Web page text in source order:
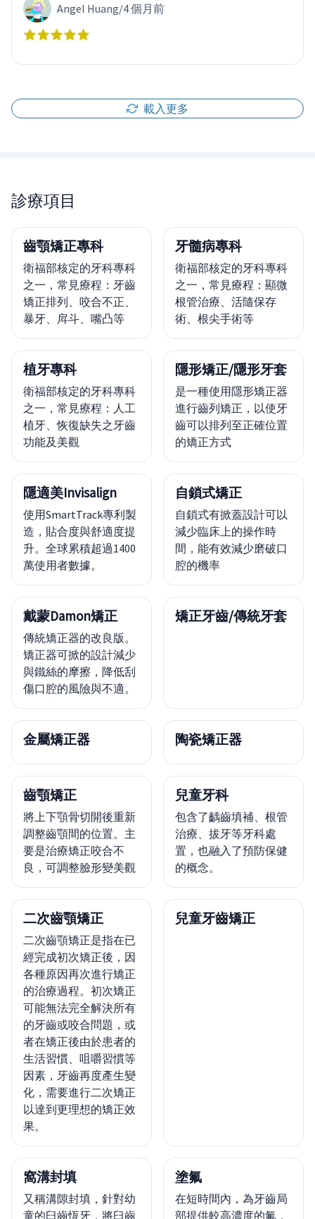
Angel Huang/4 個月前
載入更多
診療項目
齒顎矯正專科
衛福部核定的牙科專科
之一，常見療程：牙齒
矯正排列、咬合不正、
暴牙、戽斗、嘴凸等
牙髓病專科
衛福部核定的牙科專科
之一，常見療程：顯微
根管治療、活隨保存
術、根尖手術等
植牙專科
衛福部核定的牙科專科
之一，常見療程：人工
植牙、恢復缺失之牙齒
功能及美觀
隱形矯正/隱形牙套
是一種使用隱形矯正器
進行齒列矯正，以使牙
齒可以排列至正確位置
的矯正方式
隱適美Invisalign
使用SmartTrack專利製
造，貼合度與舒適度提
升。全球累積超過1400
萬使用者數據。
自鎖式矯正
自鎖式有掀蓋設計可以
減少臨床上的操作時
間，能有效減少磨破口
腔的機率
戴蒙Damon矯正
傳統矯正器的改良版。
矯正器可掀的設計減少
與鐵絲的摩擦，降低刮
傷口腔的風險與不適。
矯正牙齒/傳統牙套
金屬矯正器 陶瓷矯正器
齒顎矯正
將上下顎骨切開後重新
調整齒顎間的位置。主
要是治療矯正咬合不
良，可調整臉形變美觀
兒童牙科
包含了齲齒填補、根管
治療、拔牙等牙科處
置，也融入了預防保健
的概念。
二次齒顎矯正
二次齒顎矯正是指在已
經完成初次矯正後，因
各種原因再次進行矯正
的治療過程。初次矯正
可能無法完全解決所有
的牙齒或咬合問題，或
者在矯正後由於患者的
生活習慣、咀嚼習慣等
因素，牙齒再度產生變
化，需要進行二次矯正
以達到更理想的矯正效
果。
兒童牙齒矯正
窩溝封填
又稱溝隙封填，針對幼
童的臼齒恆牙，將臼齒
塗氟
在短時間內，為牙齒局
部提供較高濃度的氟，